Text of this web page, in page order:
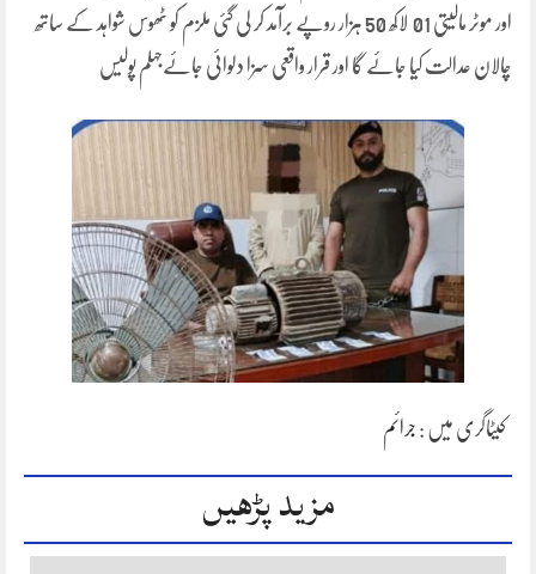
اور موٹر مالیتی 01 لاکھ 50 ہزار روپے برآمد کر لی گئی ملزم کو ٹھوس شواہد کے ساتھ
چالان عدالت کیا جائے گا اور قرار واقعی سزا دلوائی جائےجہلم پولیس
کیٹاگری میں : جرائم
مزید پڑھیں